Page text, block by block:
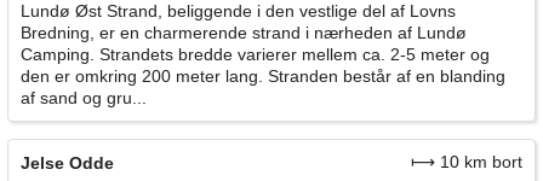
Lundø Øst Strand, beliggende i den vestlige del af Lovns
Bredning, er en charmerende strand i nærheden af Lundø
Camping. Strandets bredde varierer mellem ca. 2-5 meter og
den er omkring 200 meter lang. Stranden består af en blanding
af sand og gru...
Jelse Odde
⟼ 10 km bort